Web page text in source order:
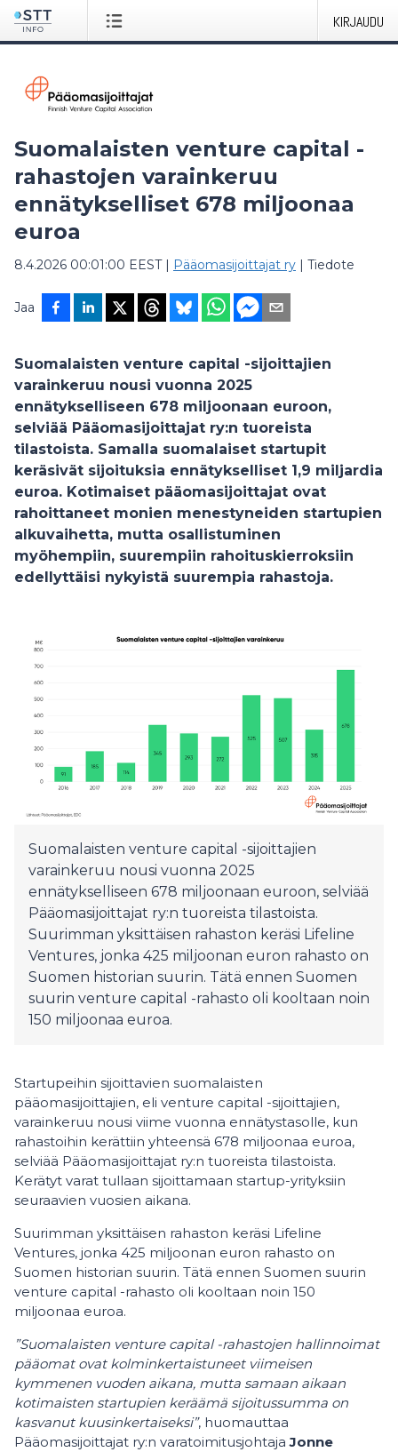
KIRJAUDU
Suomalaisten venture capital -
rahastojen varainkeruu
ennätykselliset 678 miljoonaa
euroa
8.4.2026 00:01:00 EEST| Pääomasijoittajat ry | Tiedote
Jaa
Suomalaisten venture capital -sijoittajien
varainkeruu nousi vuonna 2025
ennätykselliseen 678 miljoonaan euroon,
selviää Pääomasijoittajat ry:n tuoreista
tilastoista. Samalla suomalaiset startupit
keräsivät sijoituksia ennätykselliset 1,9 miljardia
euroa. Kotimaiset pääomasijoittajat ovat
rahoittaneet monien menestyneiden startupien
alkuvaihetta, mutta osallistuminen
myöhempiin, suurempiin rahoituskierroksiin
edellyttäisi nykyistä suurempia rahastoja.
Suomalaisten venture capital -sijoittajien
varainkeruu nousi vuonna 2025
ennätykselliseen 678 miljoonaan euroon, selviää
Pääomasijoittajat ry:n tuoreista tilastoista.
Suurimman yksittäisen rahaston keräsi Lifeline
Ventures, jonka 425 miljoonan euron rahasto on
Suomen historian suurin. Tätä ennen Suomen
suurin venture capital -rahasto oli kooltaan noin
150 miljoonaa euroa.
Startupeihin sijoittavien suomalaisten
pääomasijoittajien, eli venture capital -sijoittajien,
varainkeruu nousi viime vuonna ennätystasolle, kun
rahastoihin kerättiin yhteensä 678 miljoonaa euroa,
selviää Pääomasijoittajat ry:n tuoreista tilastoista.
Kerätyt varat tullaan sijoittamaan startup-yrityksiin
seuraavien vuosien aikana.
Suurimman yksittäisen rahaston keräsi Lifeline
Ventures, jonka 425 miljoonan euron rahasto on
Suomen historian suurin. Tätä ennen Suomen suurin
venture capital -rahasto oli kooltaan noin 150
miljoonaa euroa.
”Suomalaisten venture capital -rahastojen hallinnoimat
pääomat ovat kolminkertaistuneet viimeisen
kymmenen vuoden aikana, mutta samaan aikaan
kotimaisten startupien keräämä sijoitussumma on
kasvanut kuusinkertaiseksi”, huomauttaa
Pääomasijoittajat ry:n varatoimitusjohtajaJonne